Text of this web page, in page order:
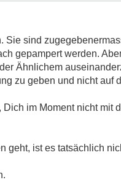
sind
gepampert werden.
Ähnlichem
zu geben und nicht auf
im Moment nicht mit
geht, ist es tatsächlich